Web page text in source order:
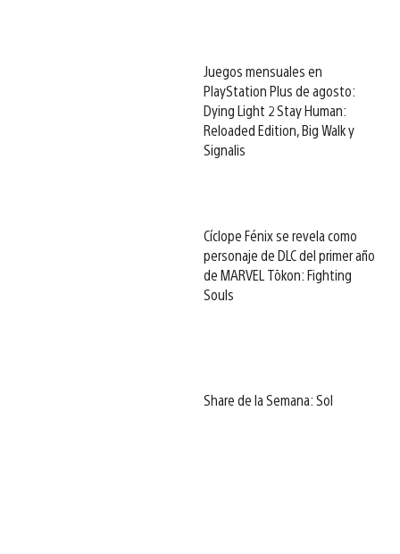
Juegos mensuales en
PlayStation Plus de agosto:
Dying Light 2 Stay Human:
Reloaded Edition, Big Walk y
Signalis
Cíclope Fénix se revela como
personaje de DLC del primer año
de MARVEL Tōkon: Fighting
Souls
Share de la Semana: Sol